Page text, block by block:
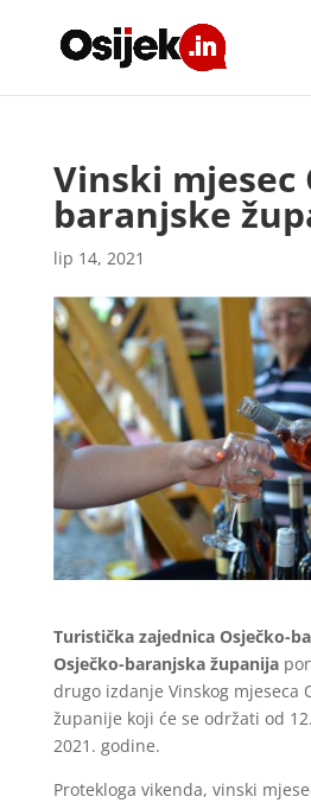
Vinski mjesec
baranjske
lip 14, 2021
Turistička zajednica Osječko-
Osječko-baranjska županija
drugo izdanje Vinskog mjeseca
županije koji će se održati od
2021. godine.
Protekloga vikenda, vinski